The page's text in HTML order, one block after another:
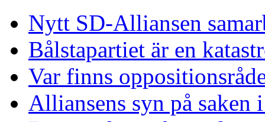
Nytt SD-Alliansen
Bålstapartiet är en
Var finns
Alliansens syn på saken